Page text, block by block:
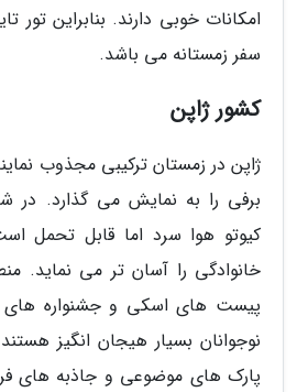
امکانات خوبی دارند. بنابراین تور
سفر زمستانه می باشد.
کشور ژاپن
ژاپن در زمستان ترکیبی مجذوب
برفی را به نمایش می گذارد. در
کیوتو هوا سرد اما قابل تحمل
خانوادگی را آسان تر می نماید.
پیست های اسکی و جشنواره های
نوجوانان بسیار هیجان انگیز
پارک های موضوعی و جاذبه های